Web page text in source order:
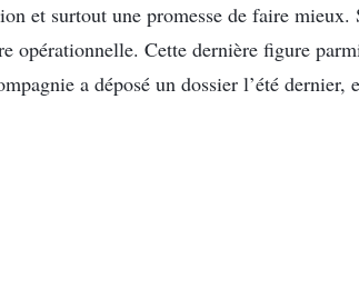
et surtout une promesse de faire
opérationnelle. Cette dernière figure
a déposé un dossier l’été dernier,